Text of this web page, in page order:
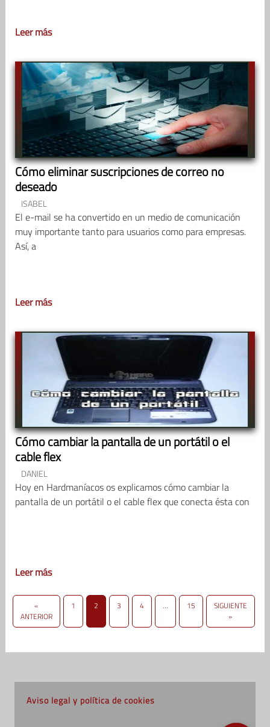
Leer más
Cómo eliminar suscripciones de correo no
deseado
ISABEL
El e-mail se ha convertido en un medio de comunicación
muy importante tanto para usuarios como para empresas.
Así, a
Leer más
Cómo cambiar la pantalla de un portátil o el
cable flex
DANIEL
Hoy en Hardmaníacos os explicamos cómo cambiar la
pantalla de un portátil o el cable flex que conecta ésta con
Leer más
«
ANTERIOR
1 2 3 4 … 15
SIGUIENTE
»
Aviso legal y política de cookies